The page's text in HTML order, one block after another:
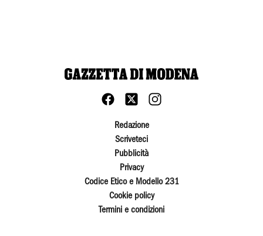
Redazione
Scriveteci
Pubblicità
Privacy
Codice Etico e Modello 231
Cookie policy
Termini e condizioni